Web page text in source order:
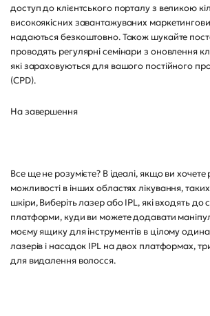
доступ до клієнтського порталу з великою
високоякісних завантажуваних
надаються безкоштовно. Також шукайте
проводять регулярні семінари з оновлення
які зараховуються для вашого постійного
(CPD).
На завершення
Все ще не розумієте? В ідеалі, якщо ви
можливості в інших областях лікування,
шкіри, Виберіть лазер або IPL, які входять до
платформи, куди ви можете додавати
моєму ящику для інструментів в цілому
лазерів і насадок IPL на двох платформах,
для видалення волосся.